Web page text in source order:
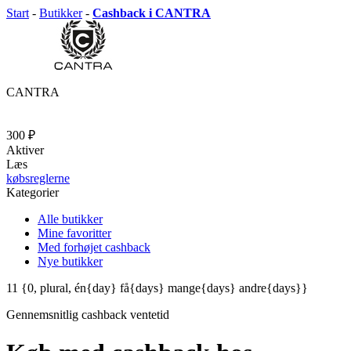
Start - Butikker - Cashback i CANTRA
CANTRA
300 ₽
Aktiver
Læs
købsreglerne
Kategorier
Alle butikker
Mine favoritter
Med forhøjet cashback
Nye butikker
11 {0, plural, én{day} få{days} mange{days} andre{days}}
Gennemsnitlig cashback ventetid